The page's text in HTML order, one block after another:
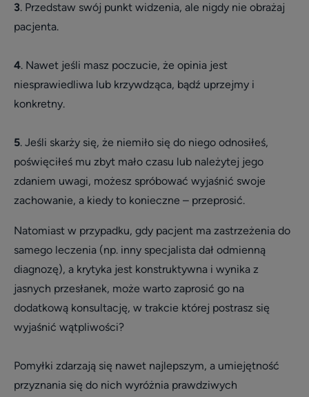
3. Przedstaw swój punkt widzenia, ale nigdy nie obrażaj
pacjenta.
4. Nawet jeśli masz poczucie, że opinia jest
niesprawiedliwa lub krzywdząca, bądź uprzejmy i
konkretny.
5. Jeśli skarży się, że niemiło się do niego odnosiłeś,
poświęciłeś mu zbyt mało czasu lub należytej jego
zdaniem uwagi, możesz spróbować wyjaśnić swoje
zachowanie, a kiedy to konieczne – przeprosić.
Natomiast w przypadku, gdy pacjent ma zastrzeżenia do
samego leczenia (np. inny specjalista dał odmienną
diagnozę), a krytyka jest konstruktywna i wynika z
jasnych przesłanek, może warto zaprosić go na
dodatkową konsultację, w trakcie której postrasz się
wyjaśnić wątpliwości?
Pomyłki zdarzają się nawet najlepszym, a umiejętność
przyznania się do nich wyróżnia prawdziwych